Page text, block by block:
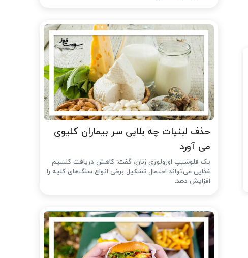
حذف لبنیات چه بلایی سر بیماران کلیوی
می آورد
یک فلوشیپ اورولوژی زنان، گفت: کاهش دریافت کلسیم
غذایی می‌تواند احتمال تشکیل برخی انواع سنگ‌های کلیه را
افزایش دهد.